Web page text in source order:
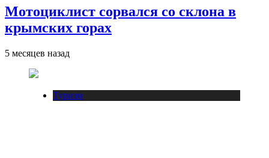
Мотоциклист сорвался со склона в
крымских горах
5 месяцев назад
Туризм